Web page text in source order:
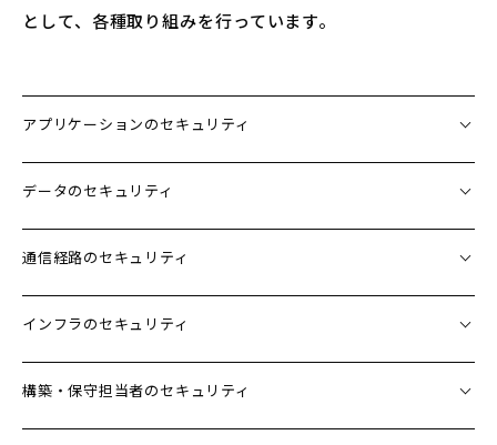
資料ダウンロード
無料トライアル
導入事例
お役立ちコラム
用語集
お問い合わせ
として、各種取り組みを行っています。
アプリケーションのセキュリティ
データのセキュリティ
通信経路のセキュリティ
インフラのセキュリティ
構築・保守担当者のセキュリティ